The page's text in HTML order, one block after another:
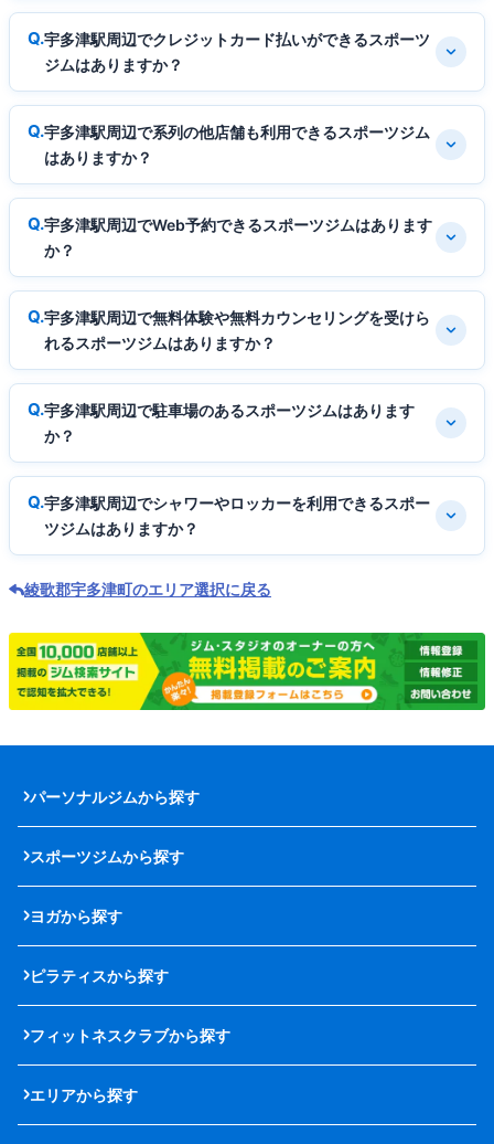
宇多津駅周辺でクレジットカード払いができるスポーツ
ジムはありますか？
宇多津駅周辺で系列の他店舗も利用できるスポーツジム
はありますか？
宇多津駅周辺でWeb予約できるスポーツジムはあります
か？
宇多津駅周辺で無料体験や無料カウンセリングを受けら
れるスポーツジムはありますか？
宇多津駅周辺で駐車場のあるスポーツジムはあります
か？
宇多津駅周辺でシャワーやロッカーを利用できるスポー
ツジムはありますか？
綾歌郡宇多津町のエリア選択に戻る
パーソナルジムから探す
スポーツジムから探す
ヨガから探す
ピラティスから探す
フィットネスクラブから探す
エリアから探す